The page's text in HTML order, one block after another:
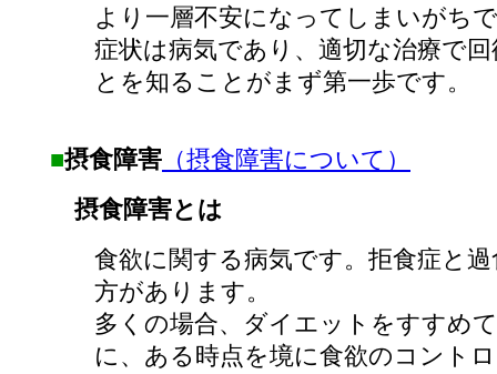
より一層不安になってしまいがち
症状は病気であり、適切な治療で
とを知ることがまず第一歩です。
■摂食障害 （摂食障害について）
摂食障害とは
食欲に関する病気です。拒食症と
方があります。
多くの場合、ダイエットをすすめ
に、ある時点を境に食欲のコント